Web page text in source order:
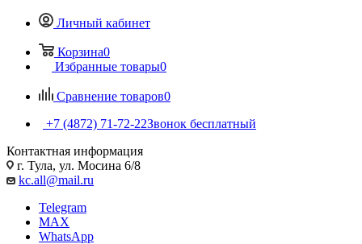
Личный кабинет
Корзина0
Избранные товары0
Сравнение товаров0
+7 (4872) 71-72-22Звонок бесплатный
Контактная информация
г. Тула, ул. Мосина 6/8
kc.all@mail.ru
Telegram
MAX
WhatsApp